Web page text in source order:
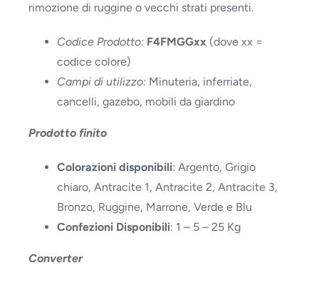
rimozione di ruggine o vecchi strati presenti.
Codice Prodotto: F4FMGGxx (dove xx =
codice colore)
Campi di utilizzo:Minuteria, inferriate,
cancelli, gazebo, mobili da giardino
Prodotto finito
Colorazioni disponibili: Argento, Grigio
chiaro, Antracite 1, Antracite 2, Antracite 3,
Bronzo, Ruggine, Marrone, Verde e Blu
Confezioni Disponibili: 1 – 5 – 25 Kg
Converter